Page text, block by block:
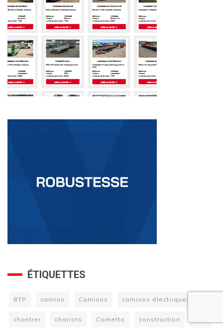
ÉTIQUETTES
BTP camion Camions camions électriques
chantier chariots Cometto construction